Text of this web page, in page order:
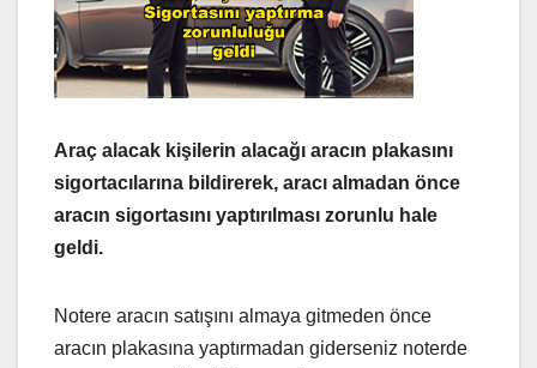
Araç alacak kişilerin alacağı aracın plakasını
sigortacılarına bildirerek, aracı almadan önce
aracın sigortasını yaptırılması zorunlu hale
geldi.
Notere aracın satışını almaya gitmeden önce
aracın plakasına yaptırmadan giderseniz noterde